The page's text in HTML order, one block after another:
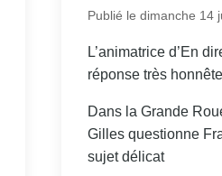
Publié le dimanche 14
L’animatrice d’En
réponse très
Dans la Grande
Gilles questionne
sujet délicat